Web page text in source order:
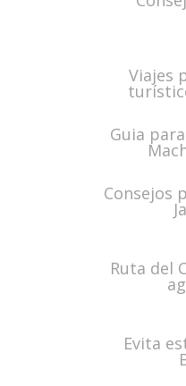
Viajes
Guia
Consejos
Ruta del
Evita